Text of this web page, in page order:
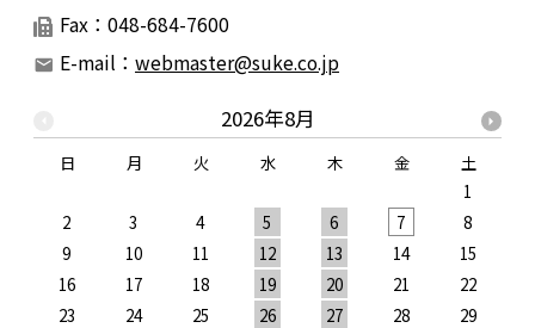
Fax：048-684-7600
E-mail： webmaster@suke.co.jp
2026年8月
日 月 火 水 木 金
土
1
2
3 4 5 6 7
8
9
10 11 12 13 14
15
16
17 18 19 20 21
22
23
24 25 26 27 28
29